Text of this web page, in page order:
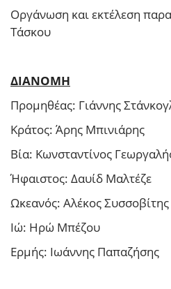
Οργάνωση και εκτέλεση
Τάσκου
ΔΙΑΝΟΜΗ
Προμηθέας: Γιάννης
Κράτος: Άρης Μπινιάρης
Βία: Κωνσταντίνος
Ήφαιστος: Δαυίδ Μαλτέζε
Ωκεανός: Αλέκος Συσσοβίτης
Ιώ: Ηρώ Μπέζου
Ερμής: Ιωάννης Παπαζήσης